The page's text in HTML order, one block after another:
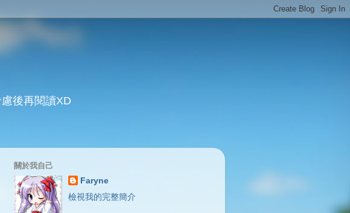
後再閱讀XD
關於我自己
Faryne
檢視我的完整簡介